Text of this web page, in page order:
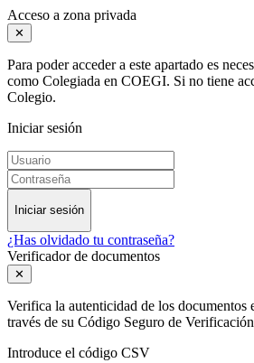
Acceso a zona privada
✕
Para poder acceder a este apartado es
como Colegiada en COEGI. Si no tiene
Colegio.
Iniciar sesión
Iniciar sesión
¿Has olvidado tu contraseña?
Verificador de documentos
✕
Verifica la autenticidad de los
través de su Código Seguro de
Introduce el código CSV